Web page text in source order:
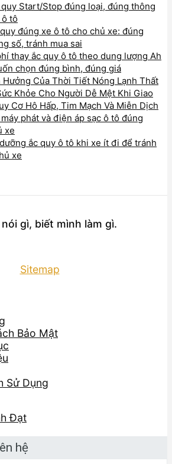
Start/Stop đúng loại, đúng thông
ô tô
đúng xe ô tô cho chủ xe: đúng
số, tránh mua sai
thay ắc quy ô tô theo dung lượng Ah
chọn đúng bình, đúng giá
Hưởng Của Thời Tiết Nóng Lạnh Thất
Khỏe Cho Người Dễ Mệt Khi Giao
Cơ Hô Hấp, Tim Mạch Và Miễn Dịch
phát và điện áp sạc ô tô đúng
xe
ắc quy ô tô khi xe ít đi để tránh
xe
gì, biết mình làm gì.
Sitemap
Bảo Mật
Sử Dụng
Đạt
hệ